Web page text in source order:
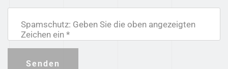
Spamschutz: Geben Sie die oben angezeigten
Zeichen ein *
Senden